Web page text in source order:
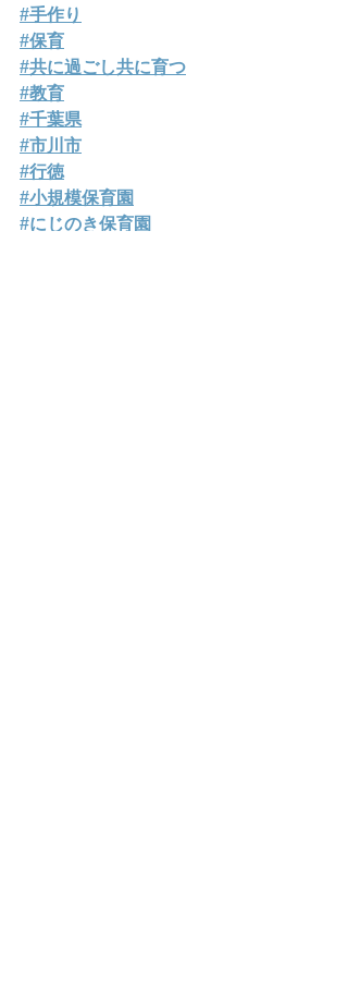
#手作り
#保育
#共に過ごし共に育つ
#教育
#千葉県
#市川市
#行徳
#小規模保育園
#にじのき保育園